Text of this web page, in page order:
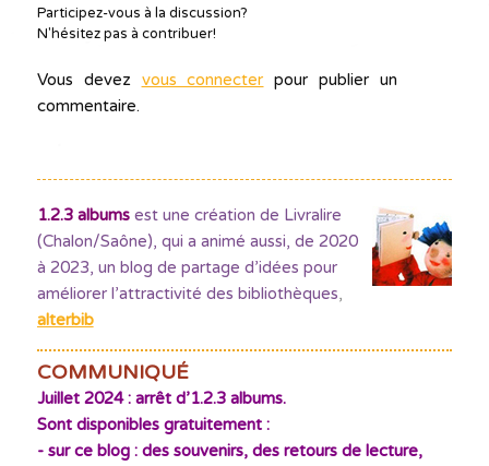
Participez-vous à la discussion?
N'hésitez pas à contribuer!
Vous devez vous connecter pour publier un
commentaire.
1.2.3 albumsest une création de Livralire
(Chalon/Saône), qui a animé aussi, de 2020
à 2023, un blog de partage d’idées pour
améliorer l’attractivité des bibliothèques,
alterbib
COMMUNIQUÉ
Juillet 2024 : arrêt d’1.2.3 albums.
Sont disponibles gratuitement :
- sur ce blog : des souvenirs, des retours de lecture,